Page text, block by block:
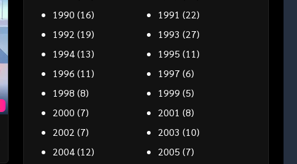
1990 (16) 1991 (22)
1992 (19) 1993 (27)
1994(13) 1995 (11)
1996 (11) 1997 (6)
1998 (8) 1999 (5)
2000 (7) 2001 (8)
2002 (7) 2003 (10)
2004(12) 2005 (7)